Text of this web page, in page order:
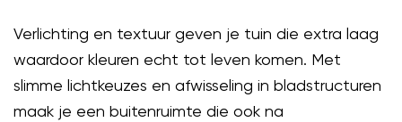
Verlichting en textuur geven je tuin die extra laag
waardoor kleuren echt tot leven komen. Met
slimme lichtkeuzes en afwisseling in bladstructuren
maak je een buitenruimte die ook na